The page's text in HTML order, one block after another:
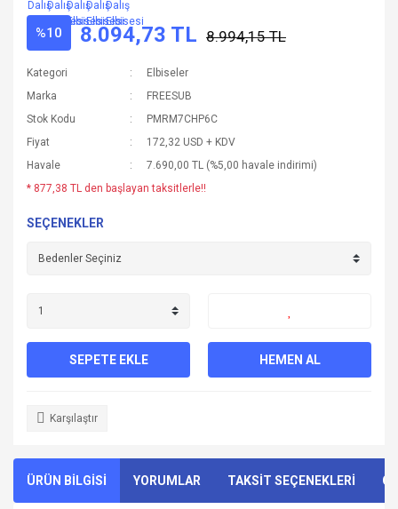
%10 8.094,73 TL 8.994,15 TL
Kategori
Elbiseler
Marka
FREESUB
Stok Kodu
PMRM7CHP6C
Fiyat
172,32 USD + KDV
Havale
7.690,00 TL (%5,00 havale indirimi)
* 877,38 TL den başlayan taksitlerle!!
SEÇENEKLER
SEPETE EKLE HEMEN AL
Karşılaştır
ÜRÜN BİLGİSİ YORUMLAR TAKSİT SEÇENEKLERİ